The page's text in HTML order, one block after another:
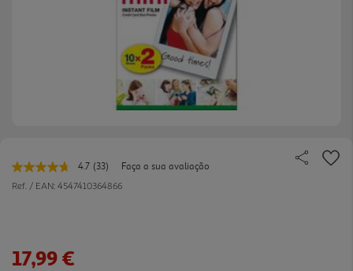
4.7 Leu
33
(33)
Faça a sua avaliação
Ref. / EAN: 4547410364866
17,99 €